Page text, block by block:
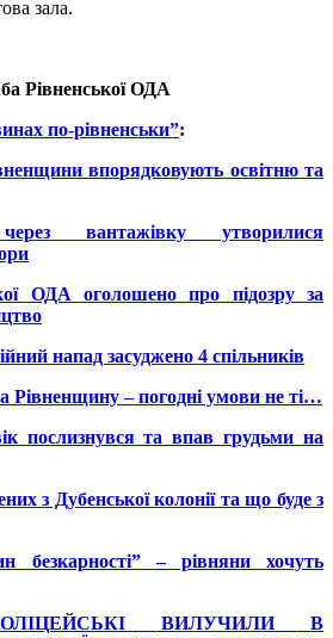
зала.
Рівненської ОДА
по-рівненськи”:
впорядковують освітню та
вантажівку утворилися
ОДА оголошено про підозру за
напад засуджено 4 спільників
Рівненщину – погодні умови не ті…
послизнувся та впав грудьми на
з Дубенської колонії та що буде з
безкарності” – рівняни хочуть
ВИЛУЧИЛИ В